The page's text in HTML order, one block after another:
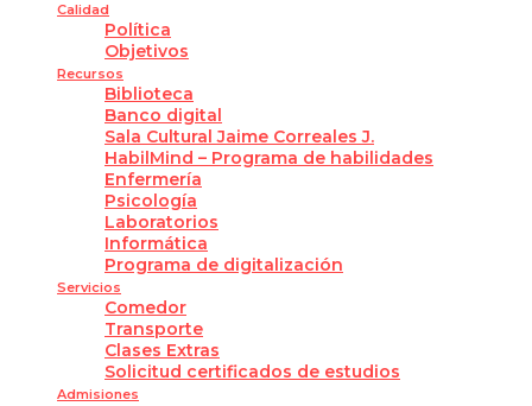
Calidad
Política
Objetivos
Recursos
Biblioteca
Banco digital
Sala Cultural Jaime Correales J.
HabilMind – Programa de habilidades
Enfermería
Psicología
Laboratorios
Informática
Programa de digitalización
Servicios
Comedor
Transporte
Clases Extras
Solicitud certificados de estudios
Admisiones